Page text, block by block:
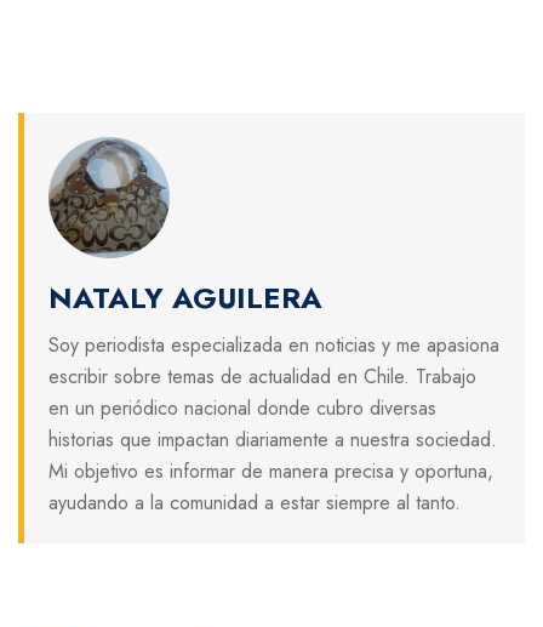
NATALY AGUILERA
Soy periodista especializada en noticias y me apasiona
escribir sobre temas de actualidad en Chile. Trabajo
en un periódico nacional donde cubro diversas
historias que impactan diariamente a nuestra sociedad.
Mi objetivo es informar de manera precisa y oportuna,
ayudando a la comunidad a estar siempre al tanto.